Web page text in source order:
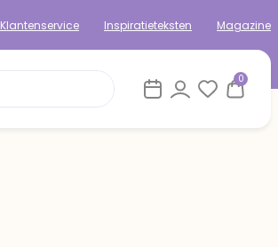
Klantenservice Inspiratieteksten Magazine
0